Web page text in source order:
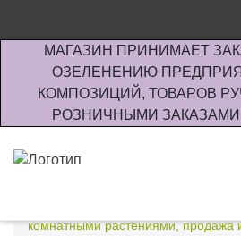
МАГАЗИН ПРИНИМАЕТ
ОЗЕЛЕНЕНИЮ
КОМПОЗИЦИЙ, ТОВАРОВ
РОЗНИЧНЫМИ
комнатными растениями, продажа